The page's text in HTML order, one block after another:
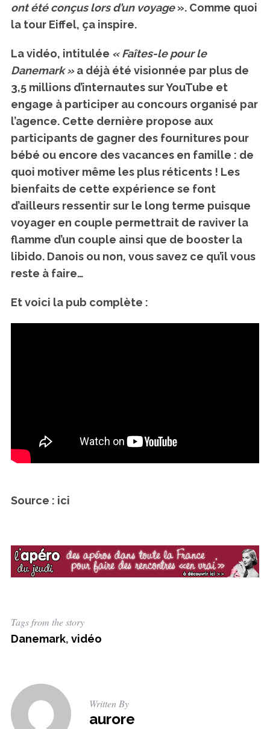
ont été conçus lors d’un voyage». Comme quoi
la tour Eiffel, ça inspire.
La vidéo, intitulée « Faîtes-le pour le
Danemark »a déjà été visionnée par plus de
3,5 millions d’internautes sur YouTube et
engage à participer au concours organisé par
l’agence. Cette dernière propose aux
participants de gagner des fournitures pour
bébé ou encore des vacances en famille : de
quoi motiver même les plus réticents ! Les
bienfaits de cette expérience se font
d’ailleurs ressentir sur le long terme puisque
voyager en couple permettrait de raviver la
flamme d’un couple ainsi que de booster la
libido. Danois ou non, vous savez ce qu’il vous
reste à faire…
Et voici la pub complète :
Source : ici
Tags from the story
Danemark, vidéo
Written By
aurore